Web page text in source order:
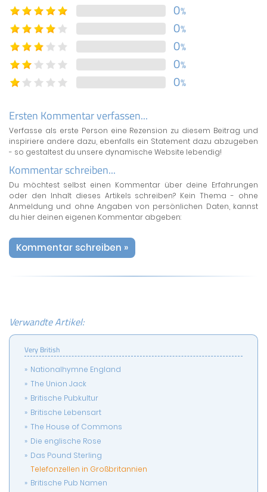
0%
0%
0%
0%
0%
Ersten Kommentar verfassen...
Verfasse als erste Person eine Rezension zu diesem Beitrag und
inspiriere andere dazu, ebenfalls ein Statement dazu abzugeben
- so gestaltest du unsere dynamische Website lebendig!
Kommentar schreiben...
Du möchtest selbst einen Kommentar über deine Erfahrungen
oder den Inhalt dieses Artikels schreiben? Kein Thema - ohne
Anmeldung und ohne Angaben von persönlichen Daten, kannst
du hier deinen eigenen Kommentar abgeben:
Kommentar schreiben »
Verwandte Artikel:
Very British
Nationalhymne England
The Union Jack
Britische Pubkultur
Britische Lebensart
The House of Commons
Die englische Rose
Das Pound Sterling
Telefonzellen in Großbritannien
Britische Pub Namen